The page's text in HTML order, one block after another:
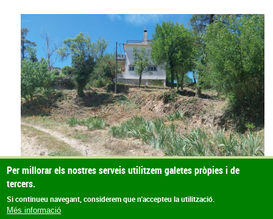
Per millorar els nostres serveis utilitzem galetes pròpies i de
tercers.
Si continueu navegant, considerem que n'accepteu la utilització.
Més informació